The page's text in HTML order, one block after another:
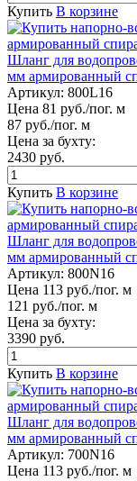
Купить В корзине
Шланг для
мм армированный
Артикул: 800L16
Цена 81 руб./пог. м
87 руб./пог. м
Цена за бухту:
2430 руб.
Купить В корзине
Шланг для
мм армированный
Артикул: 800N16
Цена 113 руб./пог. м
121 руб./пог. м
Цена за бухту:
3390 руб.
Купить В корзине
Шланг для
мм армированный
Артикул: 700N16
Цена 113 руб./пог. м